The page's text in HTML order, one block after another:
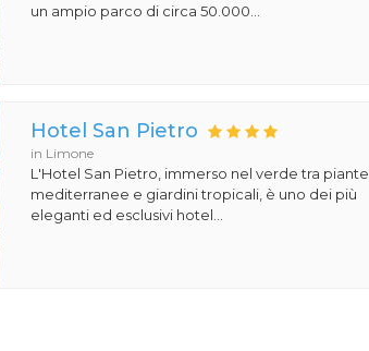
un ampio parco di circa 50.000...
Hotel San Pietro
in Limone
L'Hotel San Pietro, immerso nel verde tra piante
mediterranee e giardini tropicali, è uno dei più
eleganti ed esclusivi hotel...